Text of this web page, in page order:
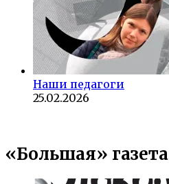
Наши педагоги
25.02.2026
«Большая» газета